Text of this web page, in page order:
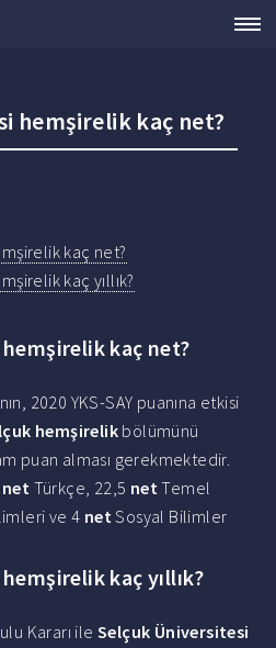
hemşirelik kaç net?
kaç net?
kaç yıllık?
kaç net?
2020 YKS-SAY puanına etkisi
hemşirelik bölümünü
puan alması gerekmektedir.
net Türkçe, 22,5 netTemel
ve 4 netSosyal Bilimler
kaç yıllık?
Kararı ile Selçuk Üniversitesi